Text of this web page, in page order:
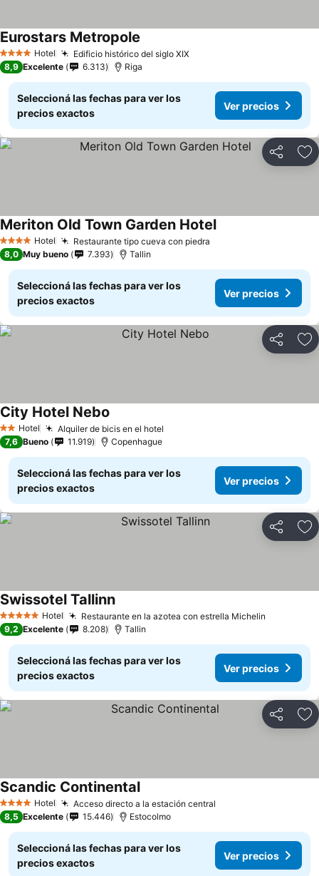
4 EstrellasHotel Edificio histórico del siglo XIX
Eurostars Metropole
8,9 Excelente 6.313 Riga
Seleccioná las fechas para ver los
precios exactos
Ver precios
Compartir
4 EstrellasHotel Restaurante tipo cueva con piedra
Meriton Old Town Garden Hotel
8,0 Muy bueno 7.393 Tallin
Seleccioná las fechas para ver los
precios exactos
Ver precios
Compartir
2 Estrellas
Hotel Alquiler de bicis en el hotel
City Hotel Nebo
7,6 Bueno 11.919 Copenhague
Seleccioná las fechas para ver los
precios exactos
Ver precios
Compartir
5 Estrellas Hotel Restaurante en la azotea con estrella Michelin
Swissotel Tallinn
9,2 Excelente 8.208 Tallin
Seleccioná las fechas para ver los
precios exactos
Ver precios
Compartir
4 EstrellasHotel Acceso directo a la estación central
Scandic Continental
8,5 Excelente 15.446 Estocolmo
Seleccioná las fechas para ver los
precios exactos
Ver precios